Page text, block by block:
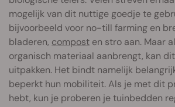
mogelijk van dit nuttige goedje te
bijvoorbeeld voor no-till farming en
bladeren, compost en stro aan. Maar
organisch materiaal aanbrengt, kan
uitpakken. Het bindt namelijk
beperkt hun mobiliteit. Als je met dit
hebt, kun je proberen je tuinbedden